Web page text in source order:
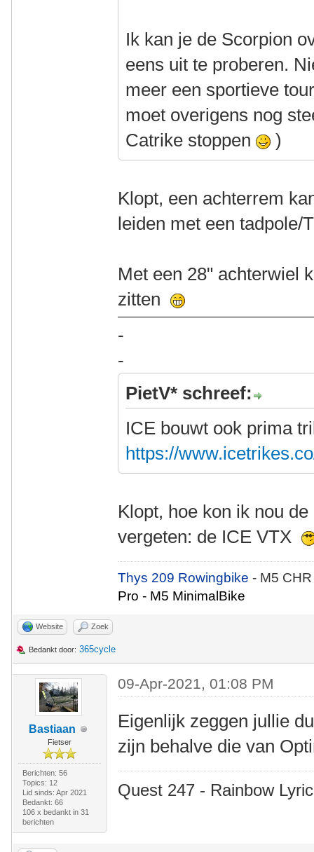
Ik kan je de Scorpion
eens uit te proberen.
meer een sportieve
moet overigens nog
Catrike stoppen
)
Klopt, een achterrem
leiden met een tadpole/
Met een 28" achterwiel
zitten
-
-
PietV* schreef:
ICE bouwt ook prima
https://
Klopt, hoe kon ik nou
vergeten: de ICE VTX
Thys 209 Rowingbike- M5
Pro - M5 MinimalBike
Website Zoek
Bedankt door: 365cycle
Bastiaan
Fietser
Berichten: 56
Topics: 12
Lid sinds: Apr 2021
Bedankt: 66
106 x bedankt in 31
berichten
09-Apr-2021, 01:08 PM
Eigenlijk zeggen jullie
zijn behalve die van
Quest 247 - Rainbow